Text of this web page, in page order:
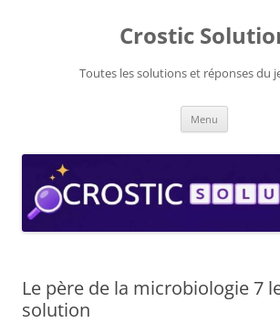
Crostic
Toutes les solutions et réponses du
Menu
Le père de la microbiologie 7
solution